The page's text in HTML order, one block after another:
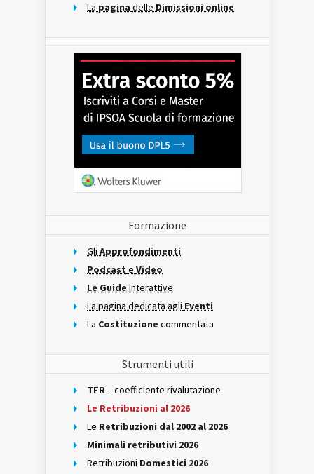
La pagina delle Dimissioni online
Formazione
Gli Approfondimenti
Podcast e Video
Le Guide interattive
La pagina dedicata agli Eventi
La Costituzione commentata
Strumenti utili
TFR– coefficiente rivalutazione
Le Retribuzioni al 2026
Le Retribuzioni dal 2002 al 2026
Minimali retributivi 2026
Retribuzioni Domestici 2026